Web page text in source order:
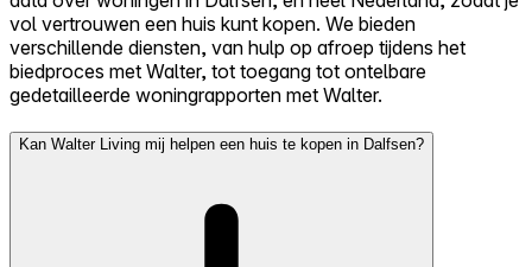
vol vertrouwen een huis kunt kopen. We bieden
verschillende diensten, van hulp op afroep tijdens het
biedproces met Walter, tot toegang tot ontelbare
gedetailleerde woningrapporten met Walter.
Kan Walter Living mij helpen een huis te kopen in Dalfsen?